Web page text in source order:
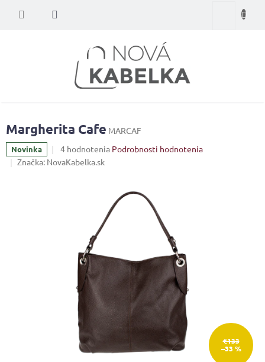
Nákupný
Margherita Cafe MARCAF
Novinka
Priemerné
hodnotenie
hviezdičiek.
4 hodnotenia Podrobnosti hodnotenia
Značka: NovaKabelka.sk
€133
–33 %